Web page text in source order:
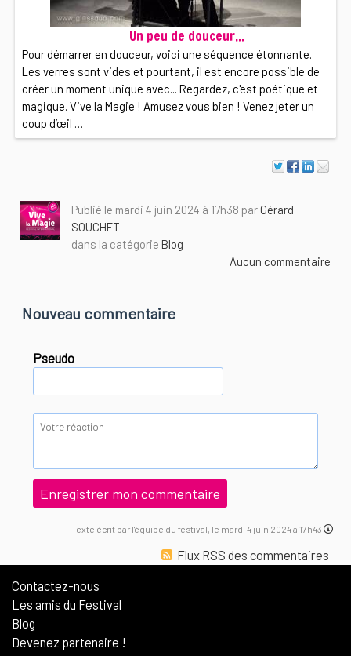
Un peu de douceur...
Pour démarrer en douceur, voici une séquence étonnante.
Les verres sont vides et pourtant, il est encore possible de
créer un moment unique avec... Regardez, c'est poétique et
magique. Vive la Magie ! Amusez vous bien ! Venez jeter un
coup d’œil …
Publié le mardi 4 juin 2024 à 17h38 par Gérard
SOUCHET
dans la catégorie Blog
Aucun commentaire
Nouveau commentaire
Pseudo
Texte écrit par l'équipe du festival, le mardi 4 juin 2024 à 17h43
Flux RSS des commentaires
Contactez-nous
Les amis du Festival
Blog
Devenez partenaire !